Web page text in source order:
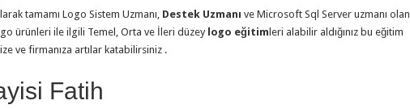
tamamı Logo Sistem Uzmanı, Destek Uzmanı ve Microsoft Sql Server uzmanı olan
ürünleri ile ilgili Temel, Orta ve İleri düzey logo eğitim leri alabilir aldığınız bu eğitim
ve firmanıza artılar katabilirsiniz .
Fatih